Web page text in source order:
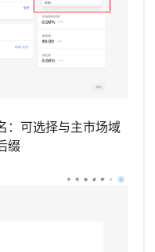
：可选择与主市场域
缀